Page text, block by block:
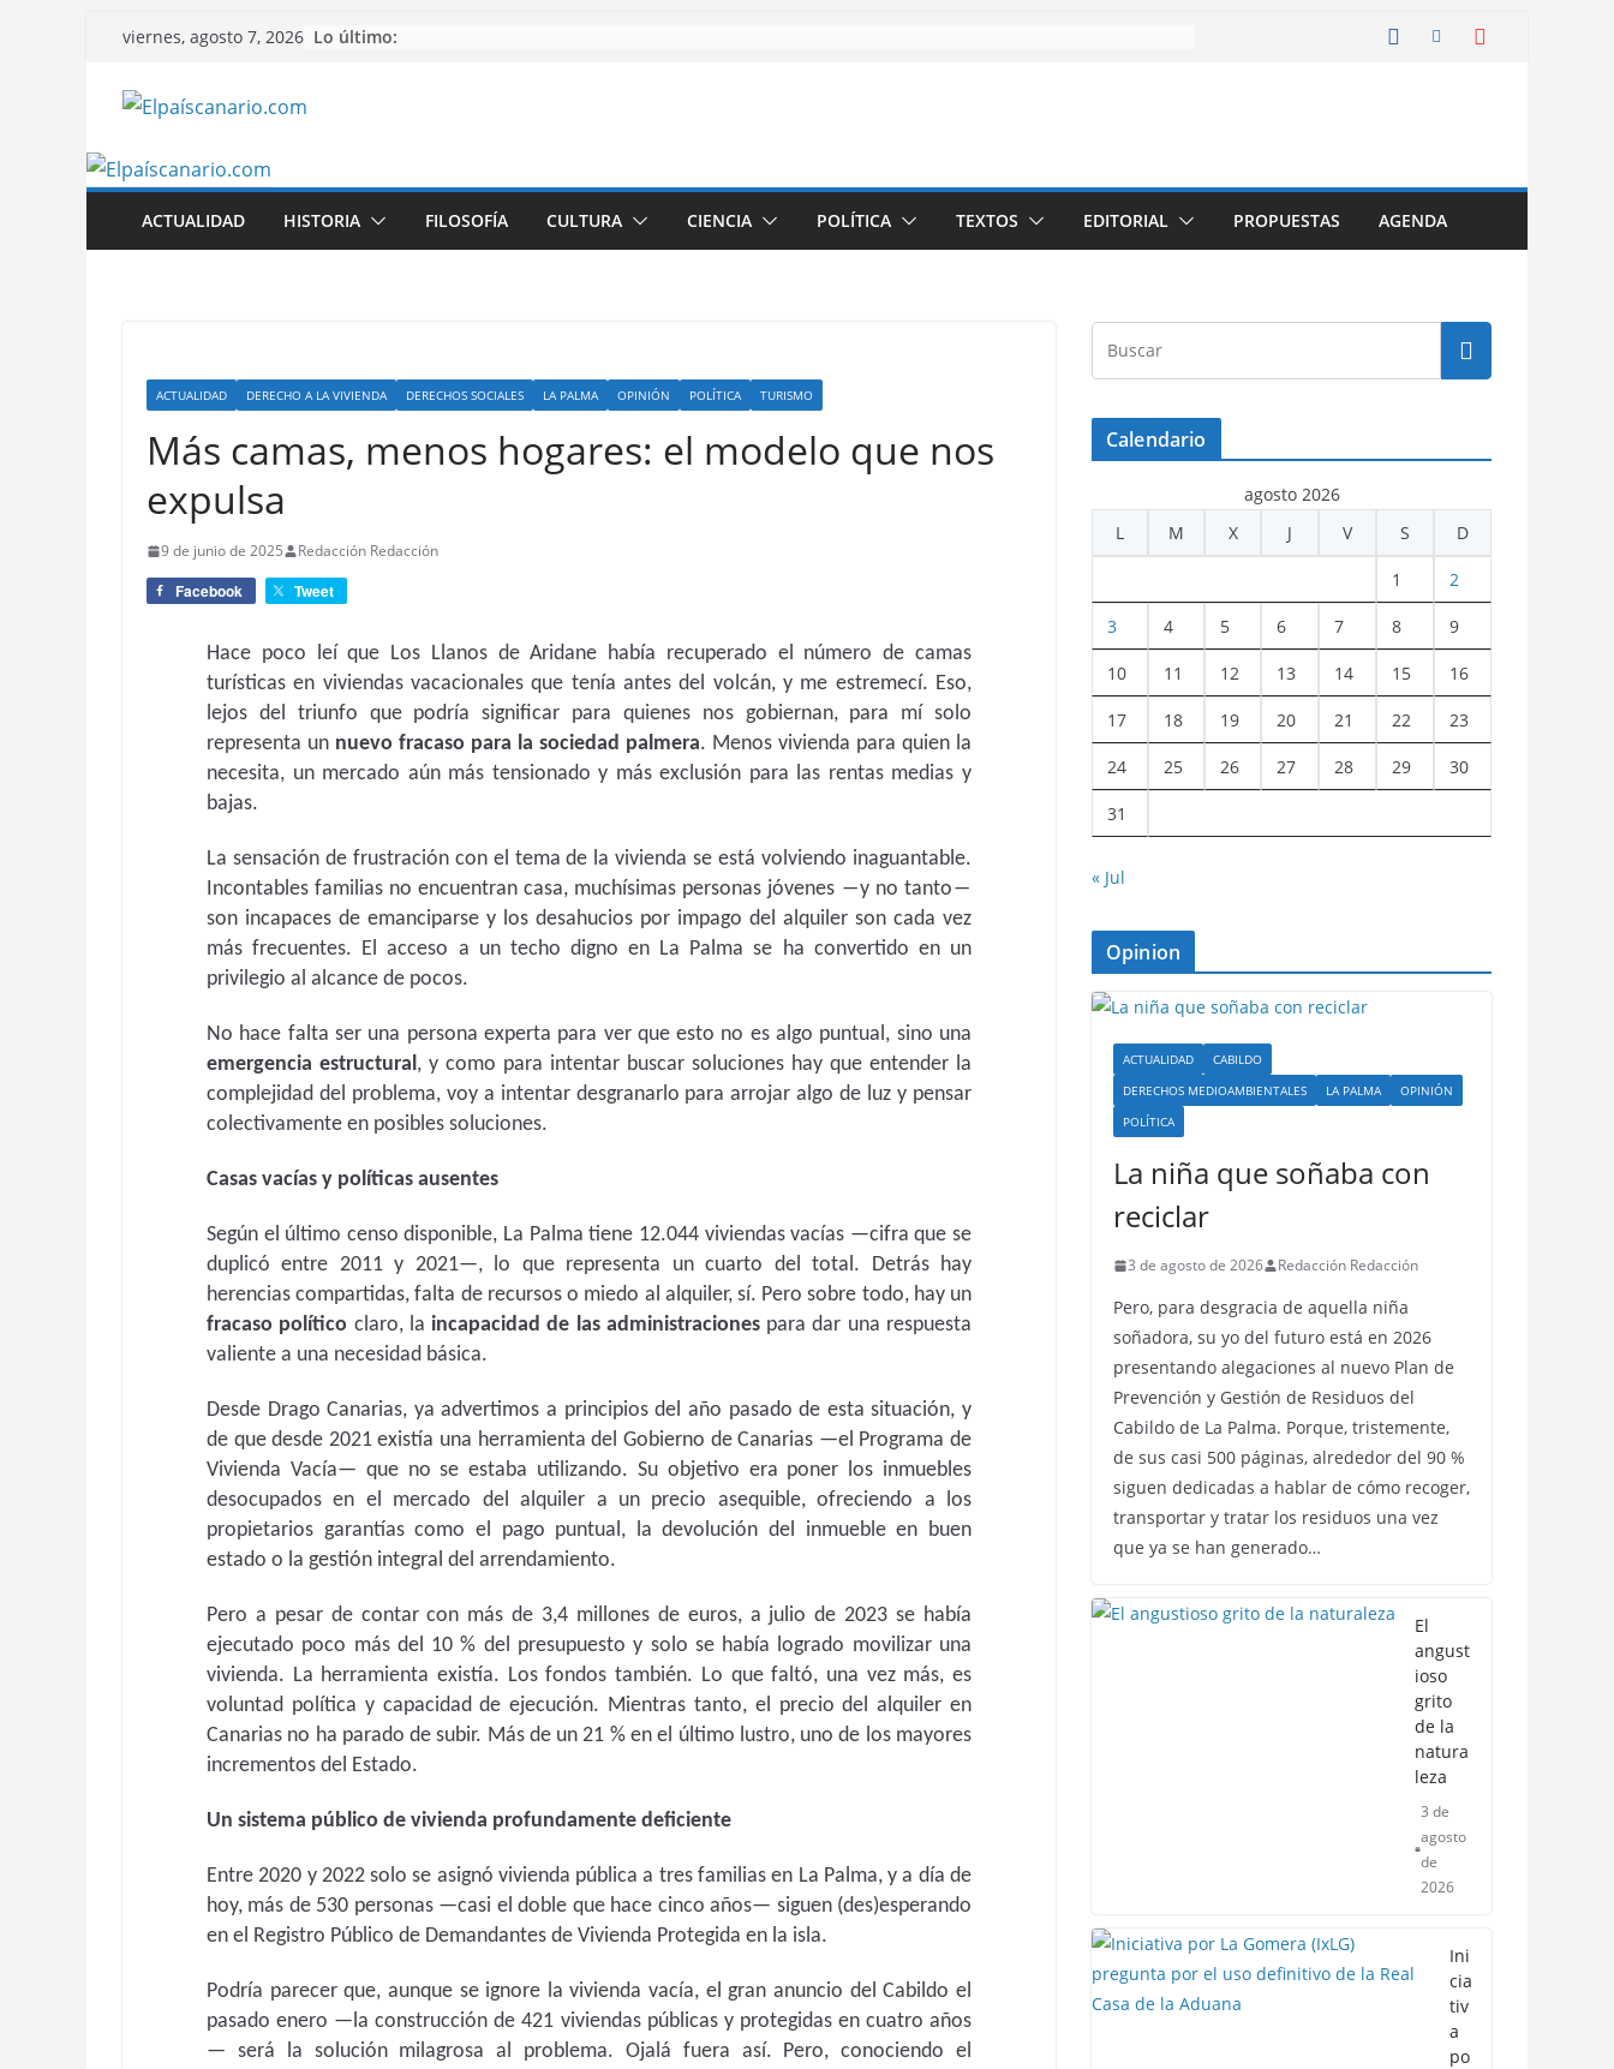
Saltar
contenido
viernes, agosto 7, 2026 Lo último:
ACTUALIDAD HISTORIA FILOSOFÍA CULTURA CIENCIA POLÍTICA TEXTOS EDITORIAL PROPUESTAS AGENDA
ACTUALIDAD DERECHO A LA VIVIENDA DERECHOS SOCIALES LA PALMA OPINIÓN POLÍTICA TURISMO
Más camas, menos hogares: el modelo que nos
expulsa
9 de junio de 2025 Redacción Redacción
Facebook Tweet
Hace poco leí que Los Llanos de Aridane había recuperado el número de camas
turísticas en viviendas vacacionales que tenía antes del volcán, y me estremecí. Eso,
lejos del triunfo que podría significar para quienes nos gobiernan, para mí solo
representa un nuevo fracaso para la sociedad palmera. Menos vivienda para quien la
necesita, un mercado aún más tensionado y más exclusión para las rentas medias y
bajas.
La sensación de frustración con el tema de la vivienda se está volviendo inaguantable.
Incontables familias no encuentran casa, muchísimas personas jóvenes ―y no tanto―
son incapaces de emanciparse y los desahucios por impago del alquiler son cada vez
más frecuentes. El acceso a un techo digno en La Palma se ha convertido en un
privilegio al alcance de pocos.
No hace falta ser una persona experta para ver que esto no es algo puntual, sino una
emergencia estructural, y como para intentar buscar soluciones hay que entender la
complejidad del problema, voy a intentar desgranarlo para arrojar algo de luz y pensar
colectivamente en posibles soluciones.
Casas vacías y políticas ausentes
Según el último censo disponible, La Palma tiene 12.044 viviendas vacías —cifra que se
duplicó entre 2011 y 2021—, lo que representa un cuarto del total. Detrás hay
herencias compartidas, falta de recursos o miedo al alquiler, sí. Pero sobre todo, hay un
fracaso político claro, laincapacidad de las administracionespara dar una respuesta
valiente a una necesidad básica.
Desde Drago Canarias, ya advertimos a principios del año pasado de esta situación, y
de que desde 2021 existía una herramienta del Gobierno de Canarias —el Programa de
Vivienda Vacía— que no se estaba utilizando. Su objetivo era poner los inmuebles
desocupados en el mercado del alquiler a un precio asequible, ofreciendo a los
propietarios garantías como el pago puntual, la devolución del inmueble en buen
estado o la gestión integral del arrendamiento.
Pero a pesar de contar con más de 3,4 millones de euros, a julio de 2023 se había
ejecutado poco más del 10 % del presupuesto y solo se había logrado movilizar una
vivienda. La herramienta existía. Los fondos también. Lo que faltó, una vez más, es
voluntad política y capacidad de ejecución. Mientras tanto, el precio del alquiler en
Canarias no ha parado de subir. Más de un 21 % en el último lustro, uno de los mayores
incrementos del Estado.
Un sistema público de vivienda profundamente deficiente
Entre 2020 y 2022 solo se asignó vivienda pública a tres familias en La Palma, y a día de
hoy, más de 530 personas —casi el doble que hace cinco años— siguen (des)esperando
en el Registro Público de Demandantes de Vivienda Protegida en la isla.
Podría parecer que, aunque se ignore la vivienda vacía, el gran anuncio del Cabildo el
pasado enero —la construcción de 421 viviendas públicas y protegidas en cuatro años
— será la solución milagrosa al problema. Ojalá fuera así. Pero, conociendo el
Calendario
agosto 2026
L
M X J V S D
1 2
3 4 5 6 7 8 9
10 11 12 13 14 15 16
17 18 19 20 21 22 23
24 25 26 27 28 29 30
31
« Jul
Opinion
ACTUALIDAD
CABILDO
DERECHOS MEDIOAMBIENTALES
LA PALMA
OPINIÓN
POLÍTICA
La niña que soñaba con
reciclar
3 de agosto de 2026 Redacción Redacción
Pero, para desgracia de aquella niña
soñadora, su yo del futuro está en 2026
presentando alegaciones al nuevo Plan de
Prevención y Gestión de Residuos del
Cabildo de La Palma. Porque, tristemente,
de sus casi 500 páginas, alrededor del 90 %
siguen dedicadas a hablar de cómo recoger,
transportar y tratar los residuos una vez
que ya se han generado…
El
angust
ioso
grito
de la
natura
leza
3 de
agosto
de
2026
Ini
cia
tiv
a
po